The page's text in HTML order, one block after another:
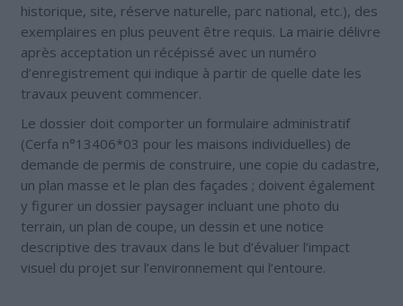
historique, site, réserve naturelle, parc national, etc.), des
exemplaires en plus peuvent être requis. La mairie délivre
après acceptation un récépissé avec un numéro
d’enregistrement qui indique à partir de quelle date les
travaux peuvent commencer.
Le dossier doit comporter un formulaire administratif
(Cerfa n°13406*03 pour les maisons individuelles) de
demande de permis de construire, une copie du cadastre,
un plan masse et le plan des façades ; doivent également
y figurer un dossier paysager incluant une photo du
terrain, un plan de coupe, un dessin et une notice
descriptive des travaux dans le but d’évaluer l’impact
visuel du projet sur l’environnement qui l’entoure.